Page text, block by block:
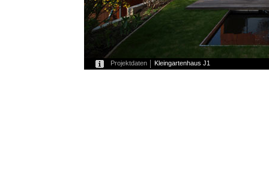
Projektdaten Kleingartenhaus J1